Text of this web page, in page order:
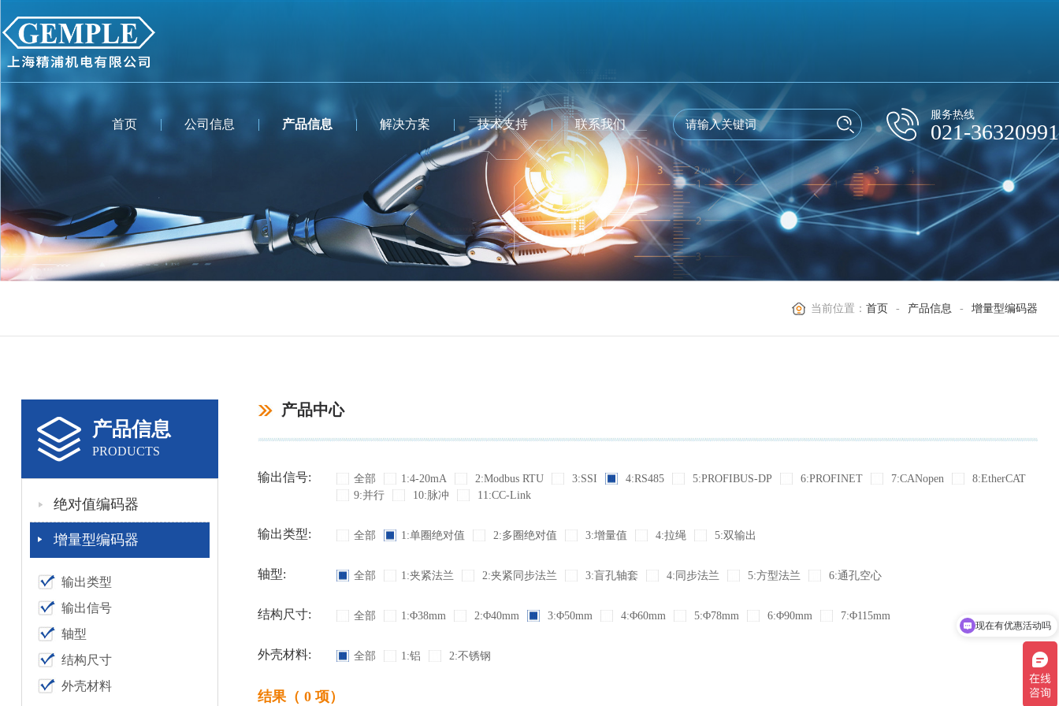
首页 公司信息 产品信息 解决方案 技术支持 联系我们
服务热线
021-36320991
当前位置：首页 - 产品信息 - 增量型编码器
产品信息
PRODUCTS
绝对值编码器
增量型编码器
输出类型
输出信号
轴型
结构尺寸
外壳材料
产品中心
输出信号: 全部 1:4-20mA 2:Modbus RTU 3:SSI 4:RS485 5:PROFIBUS-DP 6:PROFINET 7:CANopen
8:EtherCAT
9:并行
10:脉冲 11:CC-Link
输出类型: 全部 1:单圈绝对值 2:多圈绝对值 3:增量值 4:拉绳 5:双输出
轴型: 全部 1:夹紧法兰 2:夹紧同步法兰 3:盲孔轴套 4:同步法兰 5:方型法兰 6:通孔空心
结构尺寸: 全部 1:Φ38mm 2:Φ40mm 3:Φ50mm 4:Φ60mm 5:Φ78mm 6:Φ90mm 7:Φ115mm
外壳材料: 全部 1:铝 2:不锈钢
结果（ 0 项）
现在有优惠活动吗